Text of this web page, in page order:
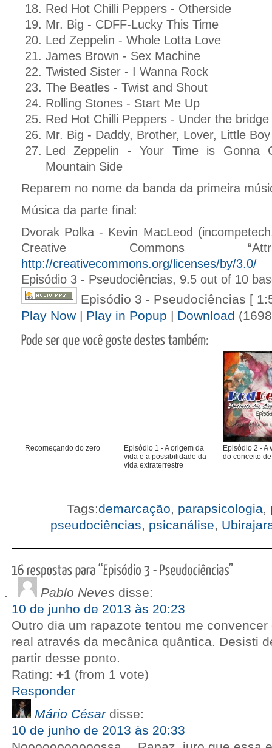
Red Hot Chilli Peppers - Otherside
Mr. Big - CDFF-Lucky This Time
Led Zeppelin - Whole Lotta Love
James Brown - Sex Machine
Twisted Sister - I Wanna Rock
The Beatles - Twist and Shout
Rolling Stones - Start Me Up
Red Hot Chilli Peppers - Under the bridge
Mr. Big - Daddy, Brother, Lover, Little
Led Zeppelin - Your Time is Gonna
Mountain Side
Reparem no nome da banda da primeira
Música da parte final:
Dvorak Polka - Kevin MacLeod
Creative Commons
http://creativecommons.org/licenses/by/3.0/
Episódio 3 - Pseudociências, 9.5out of 10
Episódio 3 - Pseudociências [
Play Now| Play in Popup | Download
Recomeçando do zero
Episódio 1 - A origem da
vida e a possibilidade da
vida extraterrestre
Episódio 2 - A
do conceito
Tags:demarcação, parapsicologia,
pseudociências, psicanálise,
Pablo Neves disse:
10 de junho de 2013 às 20:23
Outro dia um rapazote tentou me
real através da mecânica quântica. Desisti
partir desse ponto.
Rating: +1 (from 1 vote)
Responder
Mário César disse:
10 de junho de 2013 às 20:33